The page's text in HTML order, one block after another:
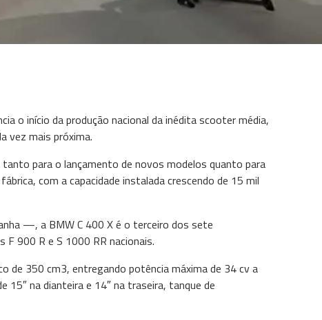
o início da produção nacional da inédita scooter média,
vez mais próxima.
para o lançamento de novos modelos quanto para
com a capacidade instalada crescendo de 15 mil
—, a BMW C 400 X é o terceiro dos sete
900 R e S 1000 RR nacionais.
de 350 cm3, entregando potência máxima de 34 cv a
na dianteira e 14″ na traseira, tanque de